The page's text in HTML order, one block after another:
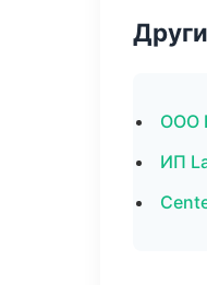
ООО
ИП